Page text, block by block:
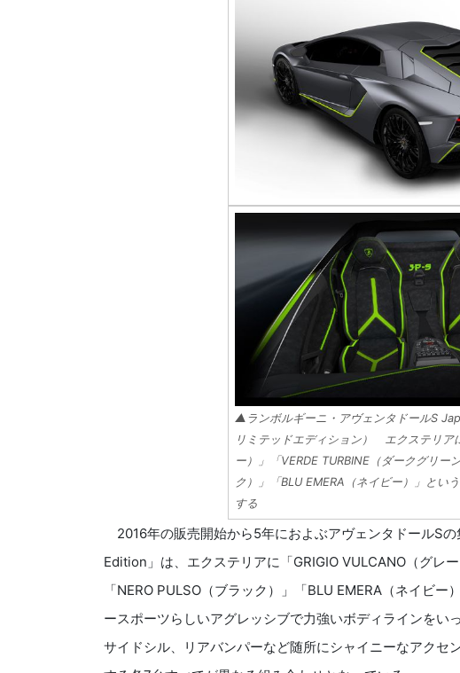
▲ランボルギーニ・アヴェンタドールS
リミテッドエディション） エクステリア
ー）」「VERDE TURBINE（ダークグリー
ク）」「BLU EMERA（ネイビー）」とい
する
2016年の販売開始から5年におよぶアヴェンタドールS
Edition」は、エクステリアに「GRIGIO VULCANO（グレ
「NERO PULSO（ブラック）」「BLU EMERA（ネイビ
ースポーツらしいアグレッシブで力強いボディラインをい
サイドシル、リアバンパーなど随所にシャイニーなアクセ